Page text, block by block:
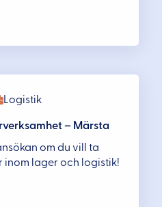
Logistik
– Märsta
om du vill ta
inom lager och logistik!